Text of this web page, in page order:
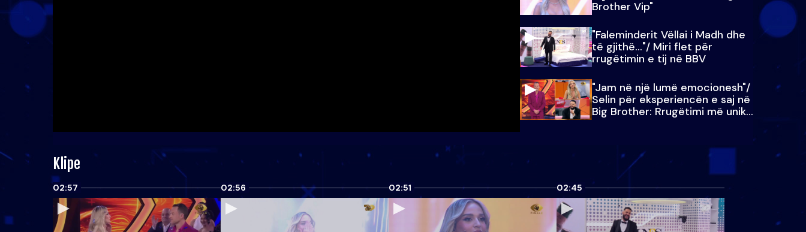
Brother Vip"
"Faleminderit Vëllai i Madh dhe
të gjithë…"/ Miri flet për
rrugëtimin e tij në BBV
"Jam në një lumë emocionesh"/
Selin për eksperiencën e saj në
Big Brother: Rrugëtimi më unik…
Klipe
02:57 02:56 02:51 02:45